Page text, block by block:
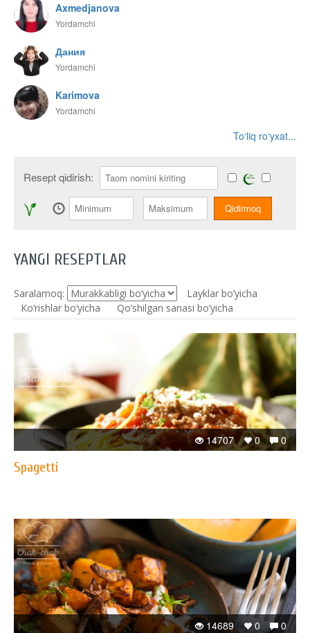
Axmedjanova
Yordamchi
Дания
Yordamchi
Karimova
Yordamchi
To‘liq ro‘yxat...
Resept qidirish:
YANGI RESEPTLAR
Saralamoq:
Layklar bo’yicha
Ko‘rishlar bo‘yicha
Qo’shilgan sanasi bo’yicha
0
0
14707
Spagetti
0
0
14689